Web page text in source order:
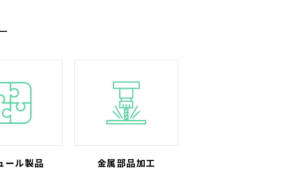
ール製品 金属部品加工